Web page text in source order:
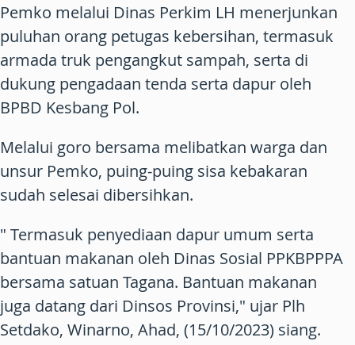
Pemko melalui Dinas Perkim LH menerjunkan
puluhan orang petugas kebersihan, termasuk
armada truk pengangkut sampah, serta di
dukung pengadaan tenda serta dapur oleh
BPBD Kesbang Pol.
Melalui goro bersama melibatkan warga dan
unsur Pemko, puing-puing sisa kebakaran
sudah selesai dibersihkan.
" Termasuk penyediaan dapur umum serta
bantuan makanan oleh Dinas Sosial PPKBPPPA
bersama satuan Tagana. Bantuan makanan
juga datang dari Dinsos Provinsi," ujar Plh
Setdako, Winarno, Ahad, (15/10/2023) siang.